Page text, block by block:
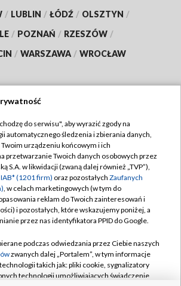
/ LUBLIN / ŁÓDŹ / OLSZTYN /
/ POZNAŃ / RZESZÓW /
/ WARSZAWA / WROCŁAW
TVP
TVP
Cyfrowa
Regulamin TVP
Polityka prywatności
Moje zgody
Pomoc
Kontakt
do serwisu", aby wyrazić zgody na
automatycznego śledzenia i zbierania danych,
urządzeniu końcowym i ich
przetwarzanie Twoich danych osobowych przez
S.A. w likwidacji (zwaną dalej również „TVP”),
(1201 firm) oraz pozostałych Zaufanych
, w celach marketingowych (w tym do
reklam do Twoich zainteresowań i
i pozostałych, które wskazujemy poniżej, a
przez nas identyfikatora PPID do Google.
podczas odwiedzania przez Ciebie naszych
zwanych dalej „Portalem”, w tym informacje
takich jak: pliki cookie, sygnalizatory
technologii umożliwiających świadczenie